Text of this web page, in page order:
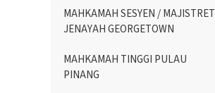
MAHKAMAH SESYEN / MAJISTRET
JENAYAH GEORGETOWN
MAHKAMAH TINGGI PULAU
PINANG